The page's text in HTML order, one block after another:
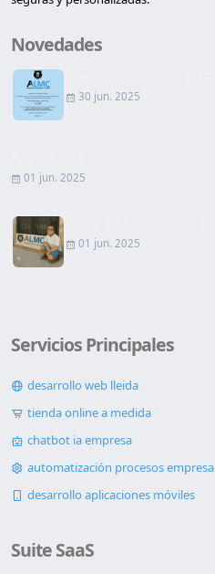
Novedades
30 jun. 2025
01 jun. 2025
01 jun. 2025
Servicios Principales
desarrollo web lleida
tienda online a medida
chatbot ia empresa
automatización procesos empresa
desarrollo aplicaciones móviles
Suite SaaS